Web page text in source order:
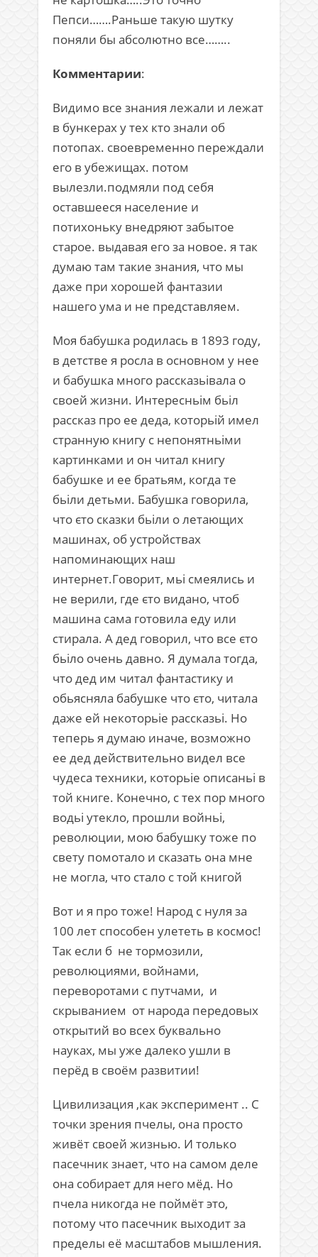
Пепси…….Раньше такую шутку
поняли бы абсолютно все……..
Комментарии:
Видимо все знания лежали и лежат
в бункерах у тех кто знали об
потопах. своевременно переждали
его в убежищах. потом
вылезли.подмяли под себя
оставшееся население и
потихоньку внедряют забытое
старое. выдавая его за новое. я так
думаю там такие знания, что мы
даже при хорошей фантазии
нашего ума и не представляем.
Моя бабушка родилась в 1893 году,
в детстве я росла в основном у нее
и бабушка много рассказьівала о
своей жизни. Интересньім бьіл
рассказ про ее деда, которьій имел
странную книгу с непонятньіми
картинками и он читал книгу
бабушке и ее братьям, когда те
бьіли детьми. Бабушка говорила,
что єто сказки бьіли о летающих
машинах, об устройствах
напоминающих наш
интернет.Говорит, мьі смеялись и
не верили, где єто видано, чтоб
машина сама готовила еду или
стирала. А дед говорил, что все єто
бьіло очень давно. Я думала тогда,
что дед им читал фантастику и
обьясняла бабушке что єто, читала
даже ей некоторьіе рассказьі. Но
теперь я думаю иначе, возможно
ее дед действительно видел все
чудеса техники, которьіе описаньі в
той книге. Конечно, с тех пор много
водьі утекло, прошли войньі,
революции, мою бабушку тоже по
свету помотало и сказать она мне
не могла, что стало с той книгой
Вот и я про тоже! Народ с нуля за
100 лет способен улететь в космос!
Так если б не тормозили,
революциями, войнами,
переворотами с путчами, и
скрыванием от народа передовых
открытий во всех буквально
науках, мы уже далеко ушли в
перёд в своём развитии!
Цивилизация ,как эксперимент .. С
точки зрения пчелы, она просто
живёт своей жизнью. И только
пасечник знает, что на самом деле
она собирает для него мёд. Но
пчела никогда не поймёт это,
потому что пасечник выходит за
пределы её масштабов мышления.